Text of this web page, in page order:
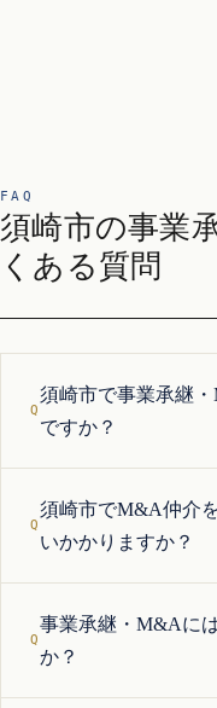
FAQ
須崎市の事業
くある質問
須崎市で事業承継
ですか？
須崎市でM&A仲介
いかかりますか？
事業承継・M&Aに
か？